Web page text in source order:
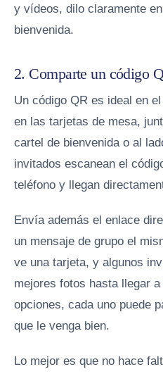
y vídeos, dilo claramente
bienvenida.
2. Comparte un código
Un código QR es ideal en
en las tarjetas de mesa,
cartel de bienvenida o al
invitados escanean el
teléfono y llegan
Envía además el enlace
un mensaje de grupo el
ve una tarjeta, y algunos
mejores fotos hasta llegar
opciones, cada uno puede
que le venga bien.
Lo mejor es que no hace